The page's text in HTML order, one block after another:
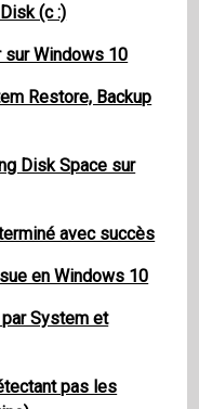
(c :)
sur Windows 10
Restore, Backup
Disk Space sur
avec succès
en Windows 10
par System et
pas les